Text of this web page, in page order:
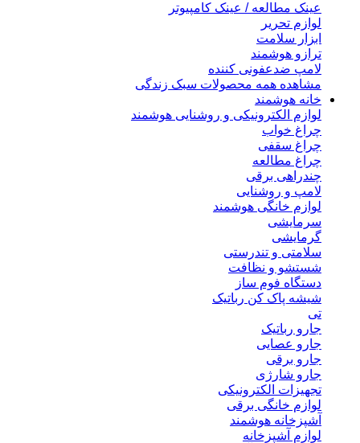
عینک مطالعه / عینک کامپیوتر
لوازم تحریر
ابزار سلامت
ترازو هوشمند
لامپ ضدعفونی کننده
مشاهده همه محصولات سبک زندگی
خانه هوشمند
لوازم الکترونیکی و روشنایی هوشمند
چراغ خواب
چراغ سقفی
چراغ مطالعه
چندراهی برقی
لامپ و روشنایی
لوازم خانگی هوشمند
سرمایشی
گرمایشی
سلامتی و تندرستی
شستشو و نظافت
دستگاه فوم ساز
شیشه پاک کن رباتیک
تی
جارو رباتیک
جارو عصایی
جارو برقی
جارو شارژی
تجهیزات الکترونیکی
لوازم خانگی برقی
آشپزخانه هوشمند
لوازم آشپزخانه